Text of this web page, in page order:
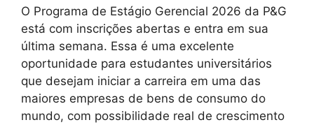
O Programa de Estágio Gerencial 2026 da P&G
está com inscrições abertas e entra em sua
última semana. Essa é uma excelente
oportunidade para estudantes universitários
que desejam iniciar a carreira em uma das
maiores empresas de bens de consumo do
mundo, com possibilidade real de crescimento